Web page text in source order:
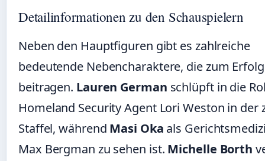
Detailinformationen zu den Schauspielern
Neben den Hauptfiguren gibt es zahlreiche
bedeutende Nebencharaktere, die zum
beitragen. Lauren German schlüpft in die
Homeland Security Agent Lori Weston in der
Staffel, während Masi Oka als
Max Bergman zu sehen ist. Michelle Borth